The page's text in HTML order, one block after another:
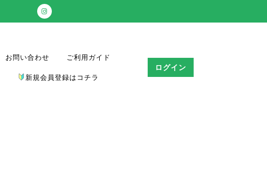
お問い合わせ ご利用ガイド
新規会員登録はコチラ
ログイン